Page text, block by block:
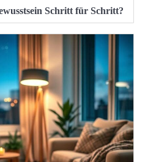
Schritt für Schritt?